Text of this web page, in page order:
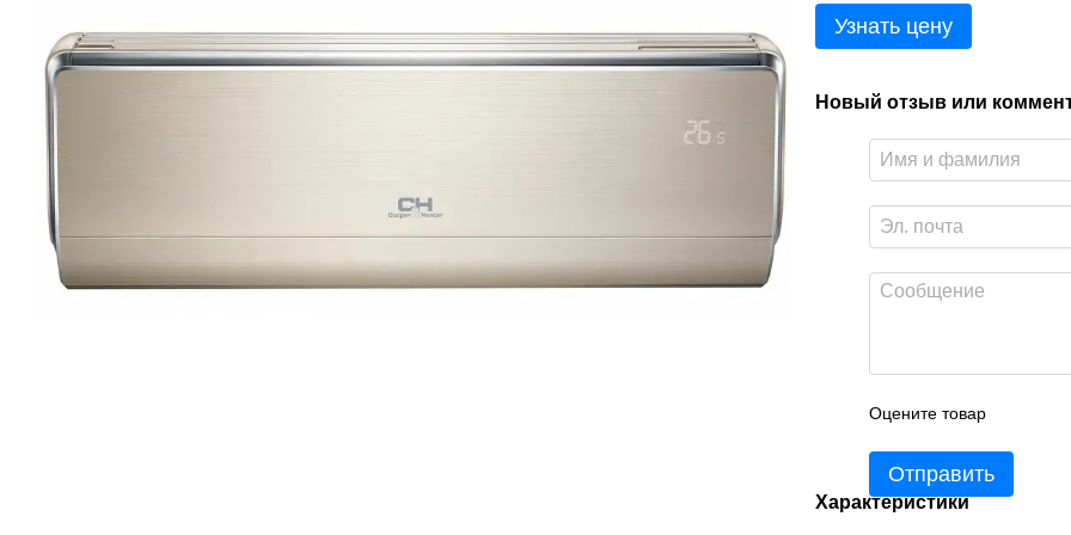
Узнать цену
Новый отзыв или
Оцените товар
Отправить
Характеристики